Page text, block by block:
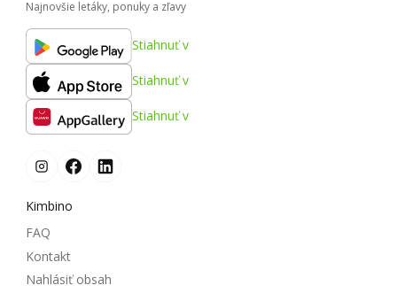
Najnovšie letáky, ponuky a zľavy
Stiahnuť v
Stiahnuť v
Stiahnuť v
Kimbino
FAQ
Kontakt
Nahlásiť obsah